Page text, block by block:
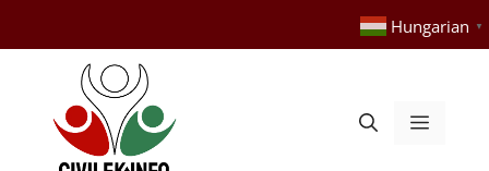
tartalomba
Hungarian ▼
Menü